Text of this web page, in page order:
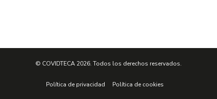
© COVIDTECA 2026. Todos los derechos reservados.
Política de privacidad Política de cookies